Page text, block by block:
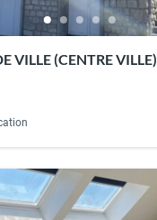
VILLE (CENTRE VILLE)